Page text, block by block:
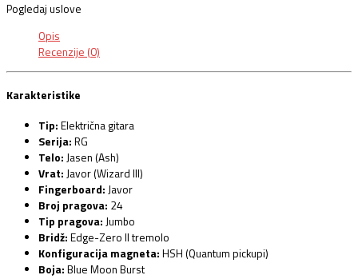
Pogledaj uslove
Opis
Recenzije (0)
Karakteristike
Tip: Električna gitara
Serija: RG
Telo: Jasen (Ash)
Vrat: Javor (Wizard III)
Fingerboard: Javor
Broj pragova: 24
Tip pragova: Jumbo
Bridž: Edge-Zero II tremolo
Konfiguracija magneta: HSH (Quantum pickupi)
Boja: Blue Moon Burst